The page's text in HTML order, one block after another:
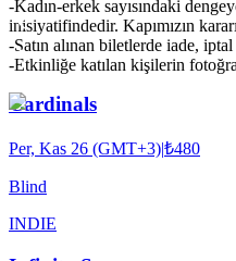
-Kadın-erkek sayısındaki
inisiyatifindedir. Kapımızın
-Satın alınan biletlerde iade,
-Etkinliğe katılan kişilerin
Cardinals
Per, Kas 26 (GMT+3)|₺480
Blind
INDIE